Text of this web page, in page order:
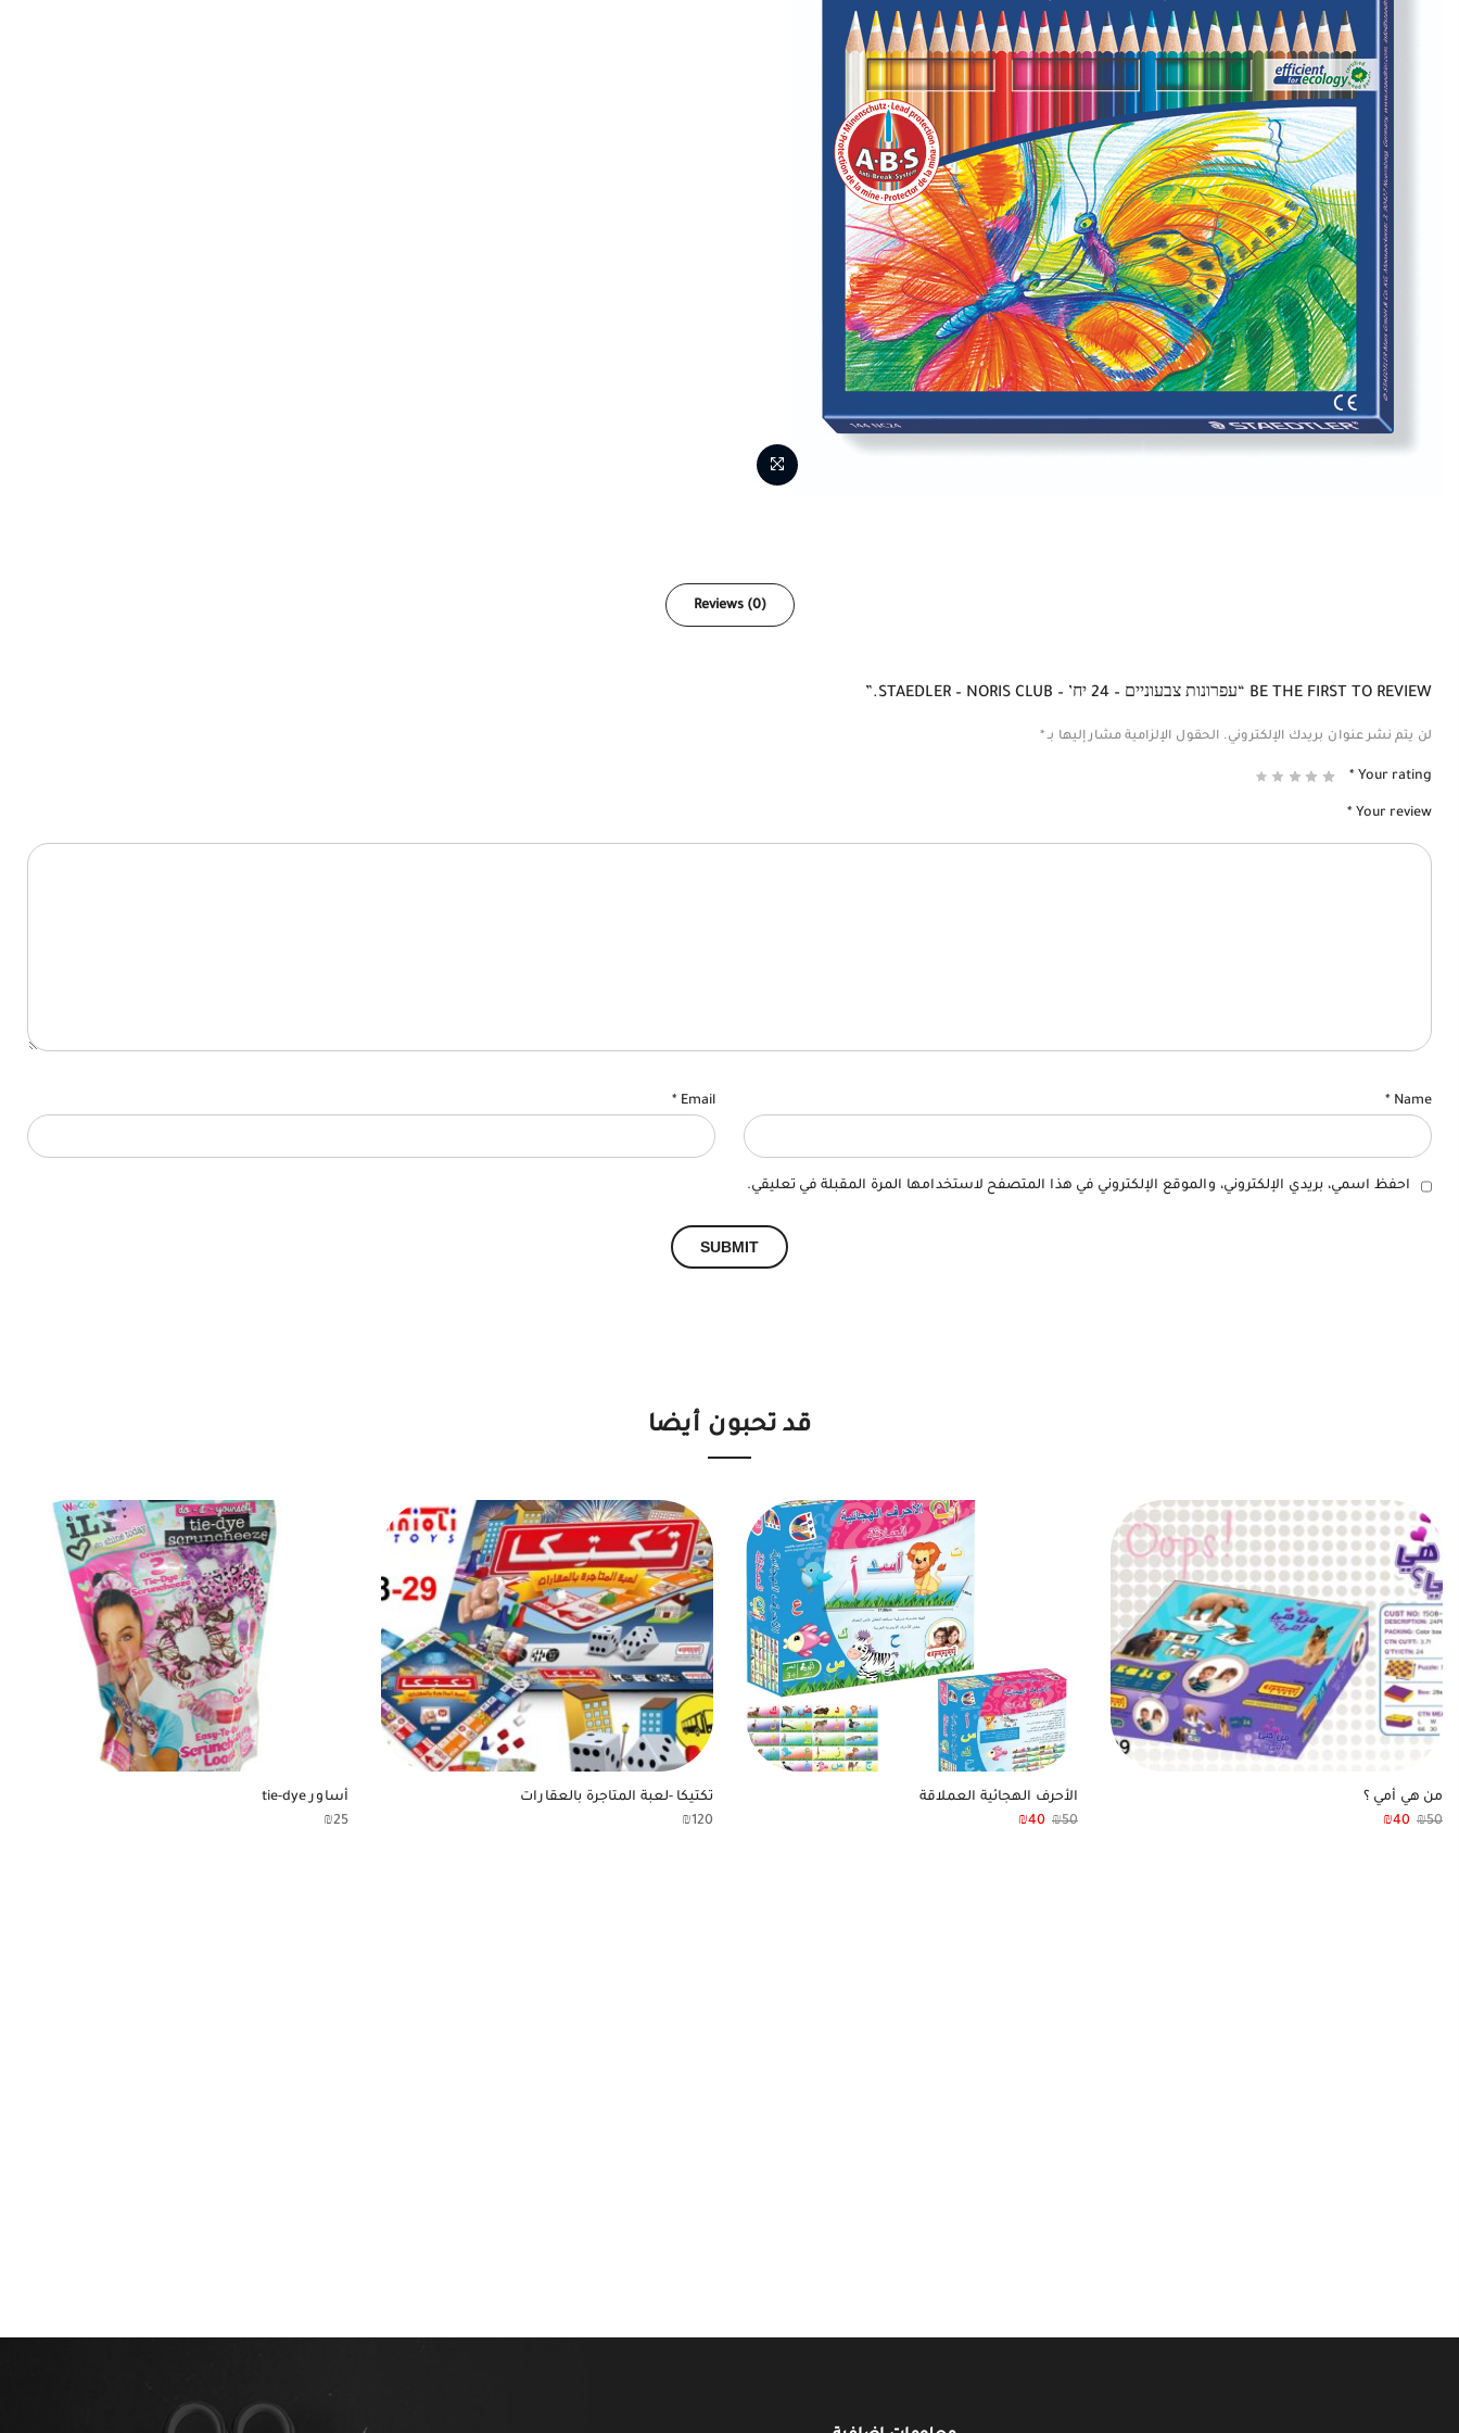
Reviews (0)
BE THE FIRST TO REVIEW “עפרונות צבעוניים – 24 יח’ – STAEDLER – NORIS CLUB.”
لن يتم نشر عنوان بريدك الإلكتروني. الحقول الإلزامية مشار إليها بـ*
Your rating
*
Your review
*
Name
*
Email
*
احفظ اسمي، بريدي الإلكتروني، والموقع الإلكتروني في هذا المتصفح لاستخدامها المرة المقبلة في تعليقي.
قد تحبون أيضا
من هي أمي ؟
₪50
₪40
الأحرف الهجائية العملاقة
₪50
₪40
تكتيكا -لعبة المتاجرة بالعقارات
₪120
أساور tie-dye
₪25